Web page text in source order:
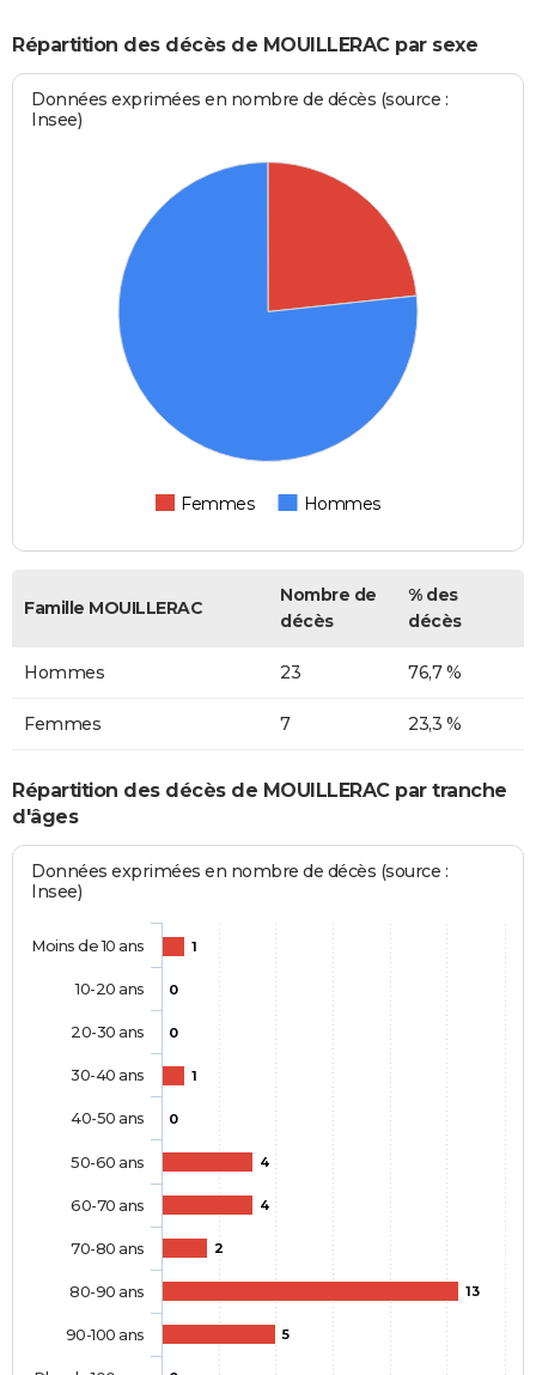
Répartition des décès de MOUILLERAC par sexe
Données exprimées en nombre de décès (source :
Insee)
Femmes Hommes
Famille MOUILLERAC
Nombre de
décès
% des
décès
Hommes 23 76,7 %
Femmes 7 23,3 %
Répartition des décès de MOUILLERAC par tranche
d'âges
Données exprimées en nombre de décès (source :
Insee)
1
0
0
1
0
4
4
2
13
5
Moins de 10 ans
10-20 ans
20-30 ans
30-40 ans
40-50 ans
50-60 ans
60-70 ans
70-80 ans
80-90 ans
90-100 ans